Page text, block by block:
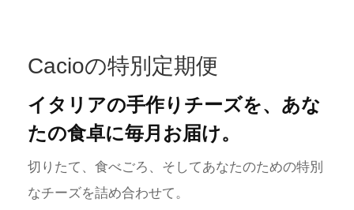
Cacioの特別定期便
イタリアの手作りチーズを、あな
たの食卓に毎月お届け。
切りたて、食べごろ、そしてあなたのための特別
なチーズを詰め合わせて。